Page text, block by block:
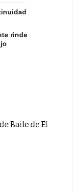
rinde
Baile de El